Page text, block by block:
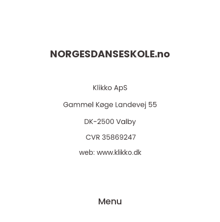
NORGESDANSESKOLE.no
web: www.klikko.dk
Menu